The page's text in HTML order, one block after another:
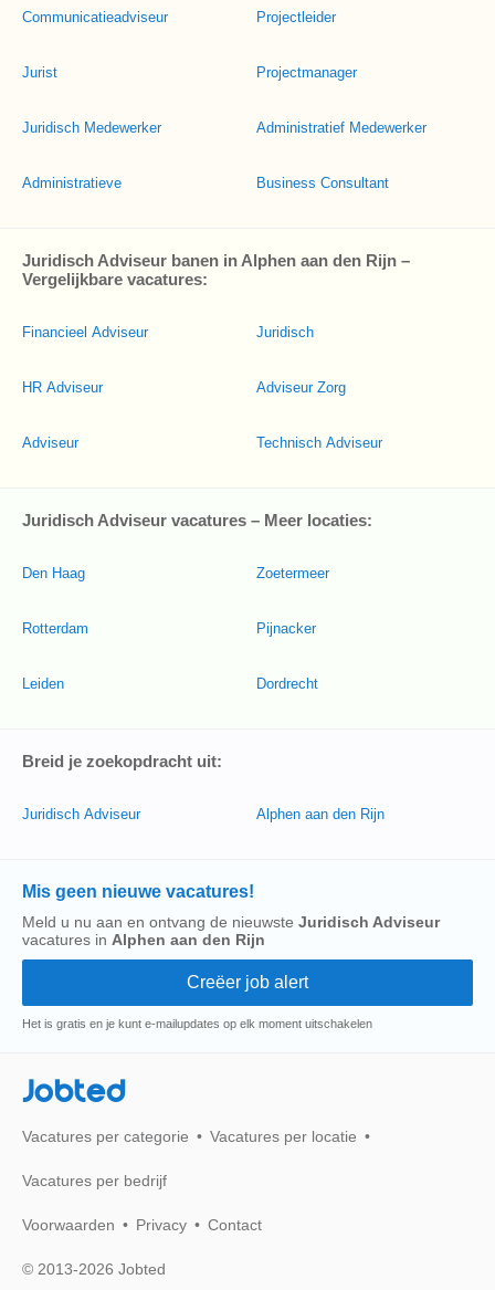
Communicatieadviseur
Jurist
Juridisch Medewerker
Administratieve
Projectleider
Projectmanager
Administratief Medewerker
Business Consultant
Juridisch Adviseur banen in Alphen aan den Rijn –
Vergelijkbare vacatures:
Financieel Adviseur
HR Adviseur
Adviseur
Juridisch
Adviseur Zorg
Technisch Adviseur
Juridisch Adviseur vacatures – Meer locaties:
Den Haag
Rotterdam
Leiden
Zoetermeer
Pijnacker
Dordrecht
Breid je zoekopdracht uit:
Juridisch Adviseur Alphen aan den Rijn
Mis geen nieuwe vacatures!
Meld u nu aan en ontvang de nieuwste Juridisch Adviseur
vacatures in Alphen aan den Rijn
Het is gratis en je kunt e-mailupdates op elk moment uitschakelen
Jobted
Vacatures per categorie Vacatures per locatie
Vacatures per bedrijf
Voorwaarden Privacy Contact
© 2013-2026 Jobted